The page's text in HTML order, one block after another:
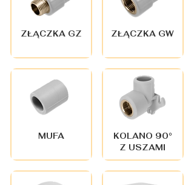
ZŁĄCZKA GZ
MUFA
ZŁĄCZKA GW
KOLANO 90°
Z USZAMI